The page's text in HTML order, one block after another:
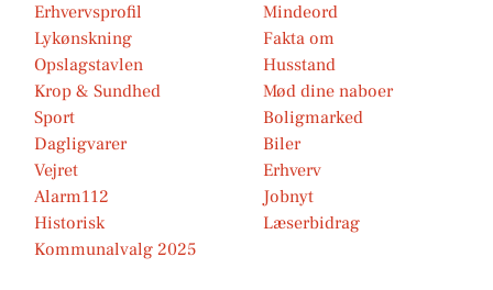
Erhvervsprofil
Mindeord
Lykønskning
Fakta om
Opslagstavlen
Husstand
Krop & Sundhed
Mød dine naboer
Sport
Boligmarked
Dagligvarer
Biler
Vejret
Erhverv
Alarm112
Jobnyt
Historisk
Læserbidrag
Kommunalvalg 2025